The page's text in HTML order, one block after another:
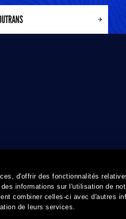
d'offrir des fonctionnalités
informations sur l'utilisation de
combiner celles-ci avec d'autres
de leurs services.